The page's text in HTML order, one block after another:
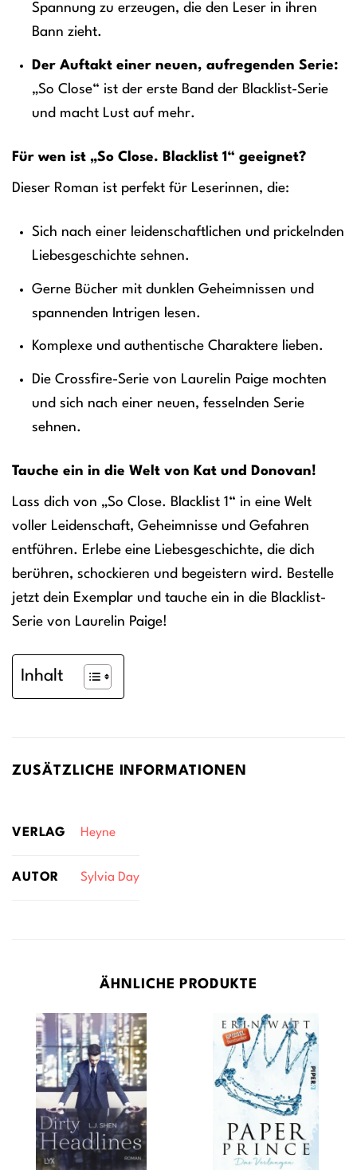
Spannung zu erzeugen, die den Leser in ihren
Bann zieht.
Der Auftakt einer neuen, aufregenden Serie:
„So Close“ ist der erste Band der Blacklist-Serie
und macht Lust auf mehr.
Für wen ist „So Close. Blacklist 1“ geeignet?
Dieser Roman ist perfekt für Leserinnen, die:
Sich nach einer leidenschaftlichen und prickelnden
Liebesgeschichte sehnen.
Gerne Bücher mit dunklen Geheimnissen und
spannenden Intrigen lesen.
Komplexe und authentische Charaktere lieben.
Die Crossfire-Serie von Laurelin Paige mochten
und sich nach einer neuen, fesselnden Serie
sehnen.
Tauche ein in die Welt von Kat und Donovan!
Lass dich von „So Close. Blacklist 1“ in eine Welt
voller Leidenschaft, Geheimnisse und Gefahren
entführen. Erlebe eine Liebesgeschichte, die dich
berühren, schockieren und begeistern wird. Bestelle
jetzt dein Exemplar und tauche ein in die Blacklist-
Serie von Laurelin Paige!
Inhalt
ZUSÄTZLICHE INFORMATIONEN
VERLAG Heyne
AUTOR Sylvia Day
ÄHNLICHE PRODUKTE